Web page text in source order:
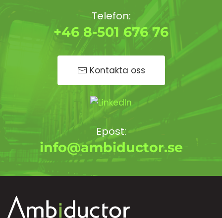
Telefon:
+46 8-501 676 76
Kontakta oss
Epost:
info@ambiductor.se